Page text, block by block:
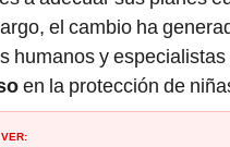
el cambio ha
humanos y
en la protección de